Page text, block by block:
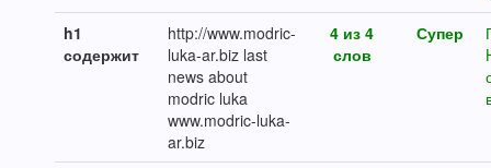
h1
содержит
http://www.modric-
luka-ar.biz last
news about
modric luka
www.modric-luka-
ar.biz
4 из 4
слов
Супер